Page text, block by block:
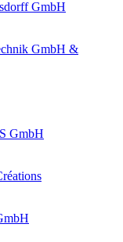
GmbH
GmbH &
GmbH